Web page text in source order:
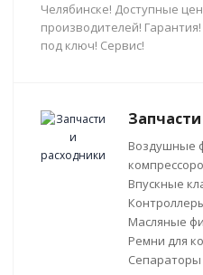
Челябинске! Доступные
производителей!
под ключ! Сервис!
Воздушные
Впускные
Масляные
Ремни для
Сепараторы